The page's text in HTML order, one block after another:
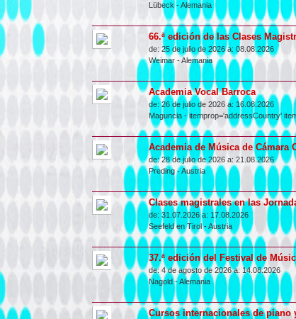
Lübeck-Alemania
66.ª edición de las Clases
de: 25 de julio de 2026 a: 08.08.2026
Weimar-Alemania
Academia Vocal Barroca
de:26 de julio de 2026 a: 16.08.2026
Maguncia- itemprop='addressCountry'
Academia de Música de Cámara
de:28 de julio de 2026 a: 21.08.2026
Preding-Austria
Clases magistrales en las
de:31.07.2026 a: 17.08.2026
Seefeld en Tirol-Austria
37.ª edición del Festival de
de:4 de agosto de 2026 a: 14.08.2026
Nagold-Alemania
Cursos internacionales de piano